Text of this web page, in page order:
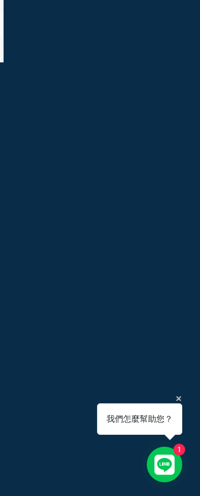
我們怎麼幫助您？
1